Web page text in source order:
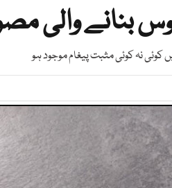
بنانے والی
نہ کوئی مثبت پیغام موجود ہو